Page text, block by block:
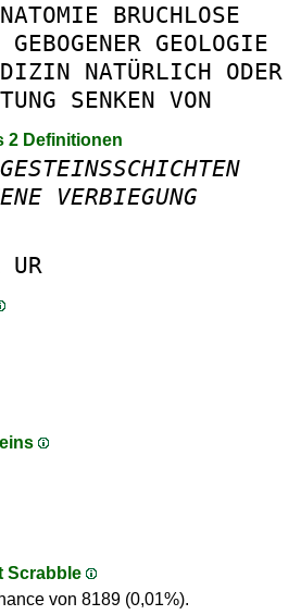
BRUCHLOSE
GEBOGENER GEOLOGIE
NATÜRLICH ODER
SENKEN VON
2 Definitionen
GESTEINSSCHICHTEN
VERBIEGUNG
UR
Scrabble
von 8189 (0,01%).